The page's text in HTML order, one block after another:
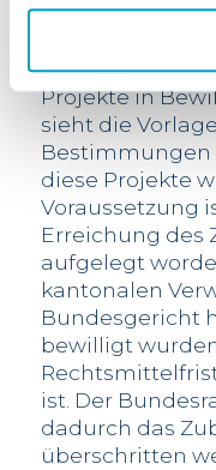
1 TWhkann
Da das
werden kann,
Projekte in
sieht die
Bestimmungen
diese Projekte
Voraussetzung
Erreichung des
aufgelegt
kantonalen
Bundesgericht
bewilligt
ist. Der
dadurch das
überschritten